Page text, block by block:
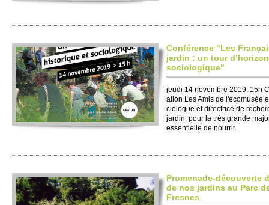
Conférence "Les
jardin : un tour
so­ci­o­logique"
jeudi 14 nove­mbre 2019, 15h
ation Les Amis de l'écomusée
ci­o­logue et dire­c­trice de
jardin, pour la très grande
essenti­e­lle de nourrir...
Pro­menade-découve­rte
de nos jardins au Parc
Fre­snes